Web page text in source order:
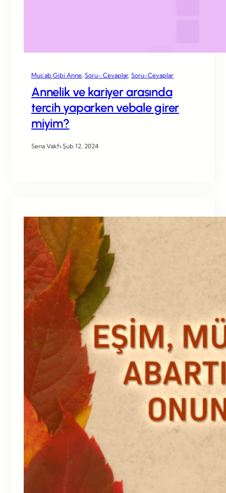
Mus’ab Gibi Anne Soru- Cevaplar, Soru-Cevaplar
Annelik ve kariyer arasında
tercih yaparken vebale girer
miyim?
Sena Vakfı·Şub 12, 2024